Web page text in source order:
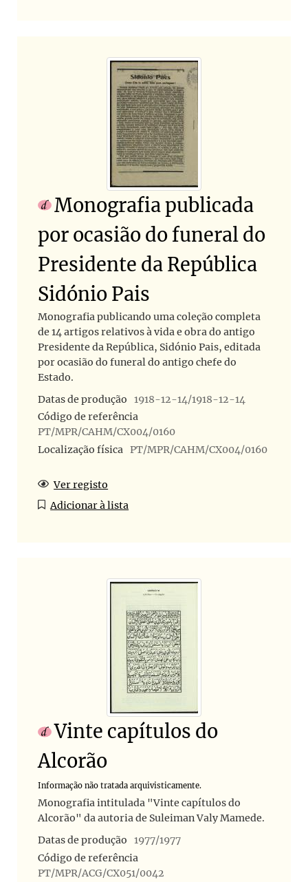
Monografia publicada
por ocasião do funeral do
Presidente da República
Sidónio Pais
Monografia publicando uma coleção completa
de 14 artigos relativos à vida e obra do antigo
Presidente da República, Sidónio Pais, editada
por ocasião do funeral do antigo chefe do
Estado.
Datas de produção
1918-12-14/1918-12-14
Código de referência
PT/MPR/CAHM/CX004/0160
Localização física PT/MPR/CAHM/CX004/0160
Ver registo
Adicionar à lista
Vinte capítulos do
Alcorão
Informação não tratada arquivisticamente.
Monografia intitulada "Vinte capítulos do
Alcorão" da autoria de Suleiman Valy Mamede.
Datas de produção
1977/1977
Código de referência
PT/MPR/ACG/CX051/0042